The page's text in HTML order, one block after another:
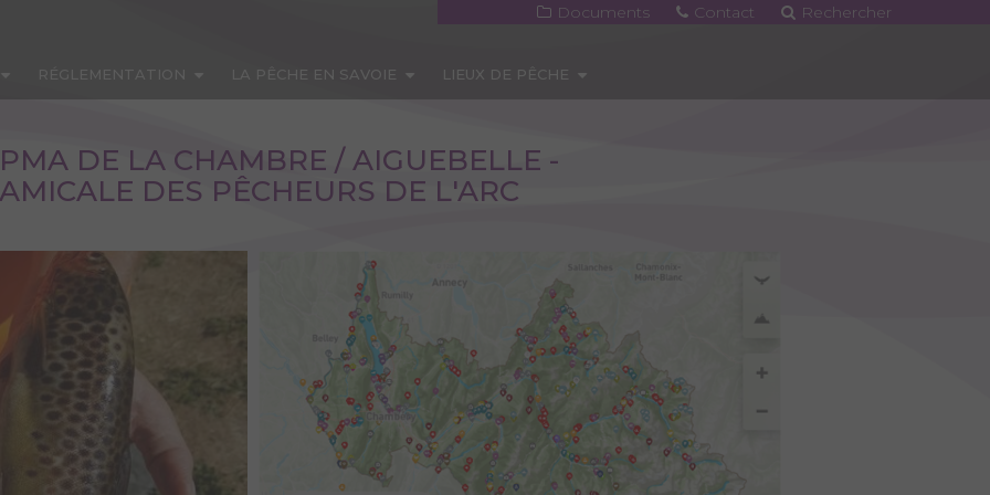
Documents Contact Rechercher
LA PÊCHE EN SAVOIE LIEUX DE PÊCHE
DE LA CHAMBRE / AIGUEBELLE -
DES PÊCHEURS DE L'ARC